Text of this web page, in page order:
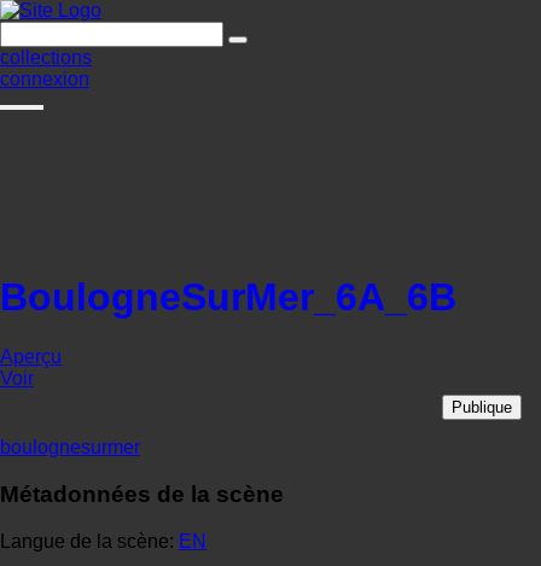
collections
connexion
BoulogneSurMer_6A_6B
Aperçu
Voir
Publique
boulognesurmer
Métadonnées de la scène
Langue de la scène: EN